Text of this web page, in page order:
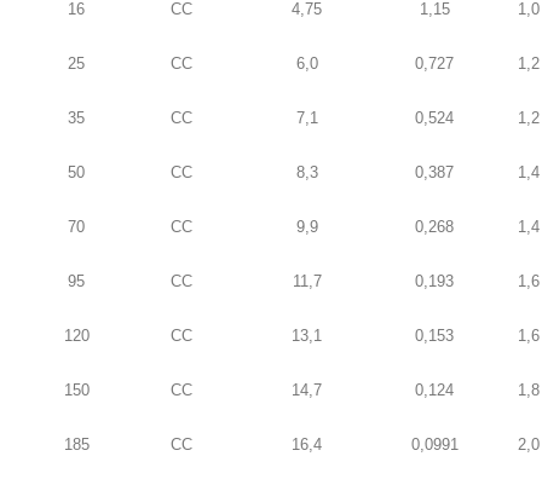
16 CC 4,75 1,15 1,0
25 CC 6,0 0,727 1,2
35 CC 7,1 0,524 1,2
50 CC 8,3 0,387 1,4
70 CC 9,9 0,268 1,4
95 CC 11,7 0,193 1,6
120 CC 13,1 0,153 1,6
150 CC 14,7 0,124 1,8
185 CC 16,4 0,0991 2,0